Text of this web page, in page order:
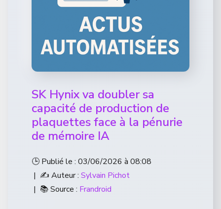
SK Hynix va doubler sa
capacité de production de
plaquettes face à la pénurie
de mémoire IA
🕒 Publié le : 03/06/2026 à 08:08
| ✍️ Auteur : Sylvain Pichot
| 📚 Source : Frandroid